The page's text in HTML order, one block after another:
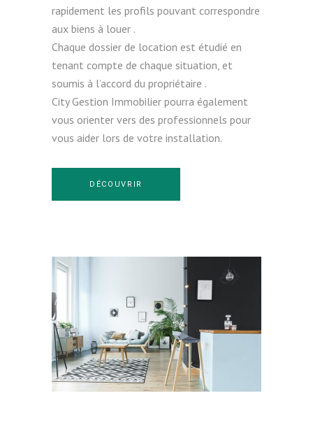
rapidement les profils pouvant correspondre
aux biens à louer .
Chaque dossier de location est étudié en
tenant compte de chaque situation, et
soumis à l’accord du propriétaire .
City Gestion Immobilier pourra également
vous orienter vers des professionnels pour
vous aider lors de votre installation.
DÉCOUVRIR